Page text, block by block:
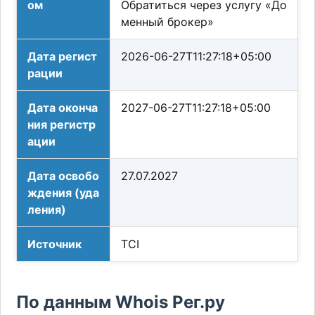
ом
Обратиться через услугу «До
менный брокер»
Дата регист
рации
2026-06-27T11:27:18+05:00
Дата оконча
ния регистр
ации
2027-06-27T11:27:18+05:00
Дата освобо
ждения (уда
ления)
27.07.2027
Источник TCI
По данным Whois Рег.ру